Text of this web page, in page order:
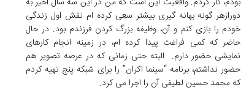
دورازهر گونه بهانه گیری بیشتر سعی کرده ام نقش اول زندگی
خودم را بازی کنم و آن، وظیفه بزرگ کردن فرزندم بود. در حال
حاضر که کمی فراغت پیدا کرده ام، در زمینه انجام کارهای
نمایشی حضور دارم. البته حتی زمانی که در عرصه تصویر هم
حضور نداشتم، برنامه “سینما اکران” را برای شبکه پنج تهیه کردم
که محمد حسین لطیفی آن را اجرا می کرد.